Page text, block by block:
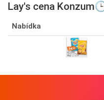
Lay's cena
Nabídka